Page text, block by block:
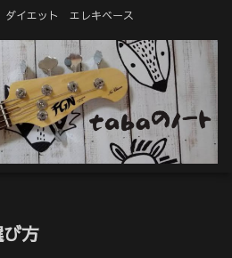
イエット エレキベース
方